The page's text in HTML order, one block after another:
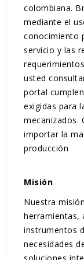
colombiana.
mediante el
conocimiento
servicio y las
usted
portal
exigidas para
mecanizados.
importar la
producción
Misión
Nuestra
herramientas,
instrumentos
necesidades